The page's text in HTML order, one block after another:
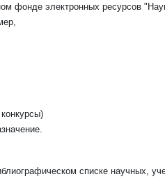
фонде электронных ресурсов
списке научных,